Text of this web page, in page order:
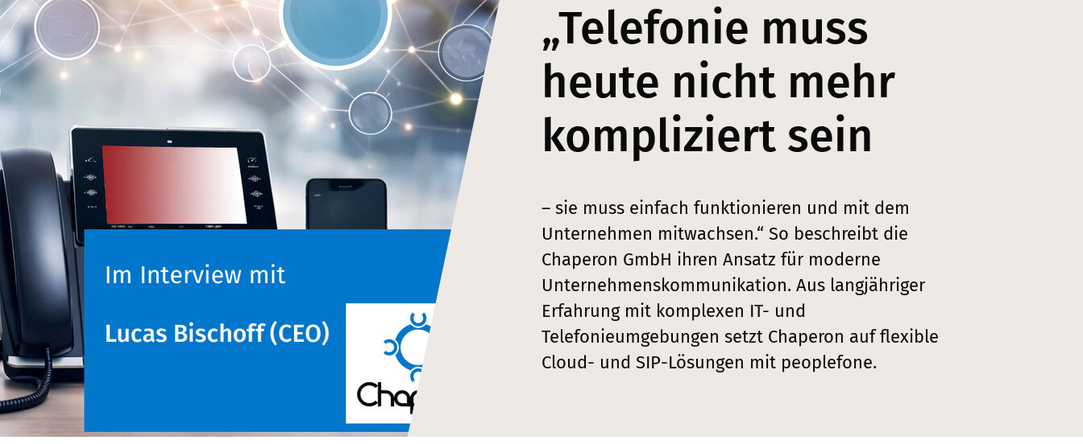
„Telefonie muss
heute nicht mehr
kompliziert sein
– sie muss einfach funktionieren und mit dem
Unternehmen mitwachsen.“ So beschreibt die
Chaperon GmbH ihren Ansatz für moderne
Unternehmenskommunikation. Aus langjähriger
Erfahrung mit komplexen IT- und
Telefonieumgebungen setzt Chaperon auf flexible
Cloud- und SIP-Lösungen mit peoplefone.